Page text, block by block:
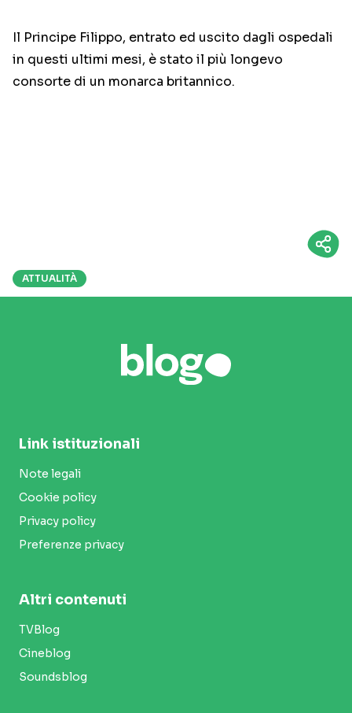
Il Principe Filippo, entrato ed uscito dagli ospedali
in questi ultimi mesi, è stato il più longevo
consorte di un monarca britannico.
ATTUALITÀ
Link istituzionali
Note legali
Cookie policy
Privacy policy
Preferenze privacy
Altri contenuti
TVBlog
Cineblog
Soundsblog